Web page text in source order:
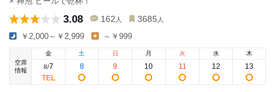
3.08 162 人 3685 人
￥2,000～￥2,999 ～￥999
空席
情報
金
8/7
土
8
日
9
月
10
火
11
水
12
木
13